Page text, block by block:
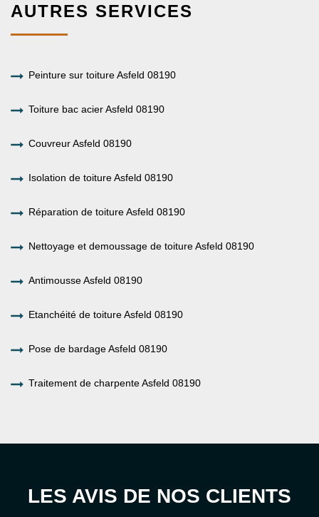
AUTRES SERVICES
Peinture sur toiture Asfeld 08190
Toiture bac acier Asfeld 08190
Couvreur Asfeld 08190
Isolation de toiture Asfeld 08190
Réparation de toiture Asfeld 08190
Nettoyage et demoussage de toiture Asfeld 08190
Antimousse Asfeld 08190
Etanchéité de toiture Asfeld 08190
Pose de bardage Asfeld 08190
Traitement de charpente Asfeld 08190
LES AVIS DE NOS CLIENTS